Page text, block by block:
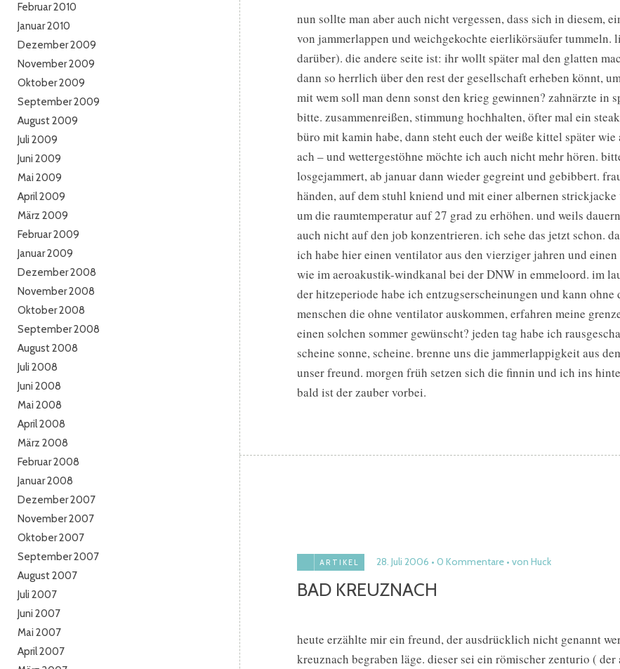
Februar 2010
Januar 2010
Dezember 2009
November 2009
Oktober 2009
September 2009
August 2009
Juli 2009
Juni 2009
Mai 2009
April 2009
März 2009
Februar 2009
Januar 2009
Dezember 2008
November 2008
Oktober 2008
September 2008
August 2008
Juli 2008
Juni 2008
Mai 2008
April 2008
März 2008
Februar 2008
Januar 2008
Dezember 2007
November 2007
Oktober 2007
September 2007
August 2007
Juli 2007
Juni 2007
Mai 2007
April 2007
nun sollte man aber auch nicht vergessen, dass sich in diesem,
von jammerlappen und weichgekochte eierlikörsäufer
darüber). die andere seite ist: ihr wollt später mal den glatten
dann so herrlich über den rest der gesellschaft erheben könnt,
mit wem soll man denn sonst den krieg gewinnen? zahnärzte
bitte. zusammenreißen, stimmung hochhalten, öfter mal ein
büro mit kamin habe, dann steht euch der weiße kittel später wie
ach – und wettergestöhne möchte ich auch nicht mehr hören.
losgejammert, ab januar dann wieder gegreint und gebibbert.
händen, auf dem stuhl kniend und mit einer albernen
um die raumtemperatur auf 27 grad zu erhöhen. und weils
auch nicht auf den job konzentrieren. ich sehe das jetzt schon.
ich habe hier einen ventilator aus den vierziger jahren und
wie im aeroakustik-windkanal bei der DNW in emmeloord. im
der hitzeperiode habe ich entzugserscheinungen und kann ohne
menschen die ohne ventilator auskommen, erfahren meine
einen solchen sommer gewünscht? jeden tag habe ich
scheine sonne, scheine. brenne uns die jammerlappigkeit aus
unser freund. morgen früh setzen sich die finnin und ich ins
bald ist der zauber vorbei.
ARTIKEL 28. Juli 2006 0 Kommentare von Huck
BAD KREUZNACH
heute erzählte mir ein freund, der ausdrücklich nicht genannt
kreuznach begraben läge. dieser sei ein römischer zenturio (